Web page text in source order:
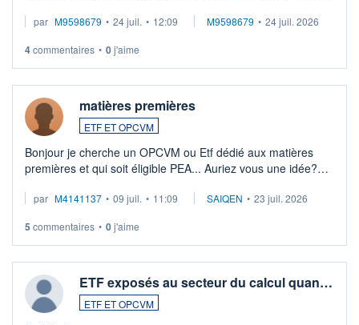
veux procéder à la vente, on me signale ...
par M9598679 • 24 juil. • 12:09 M9598679 • 24 juil. 2026
4commentaires • 0j'aime
matières premières
ETF ET OPCVM
Bonjour je cherche un OPCVM ou Etf dédié aux matières
premières et qui soit éligible PEA... Auriez vous une idée?
par M4141137 • 09 juil. • 11:09 SAIQEN • 23 juil. 2026
5 commentaires • 0j'aime
ETF exposés au secteur du calcul quan…
ETF ET OPCVM